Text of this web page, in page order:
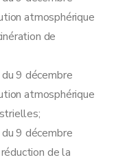
de l'établissement
de l'exploitant
administrative
atmosphérique
de
9 décembre
atmosphérique
9 décembre
de la